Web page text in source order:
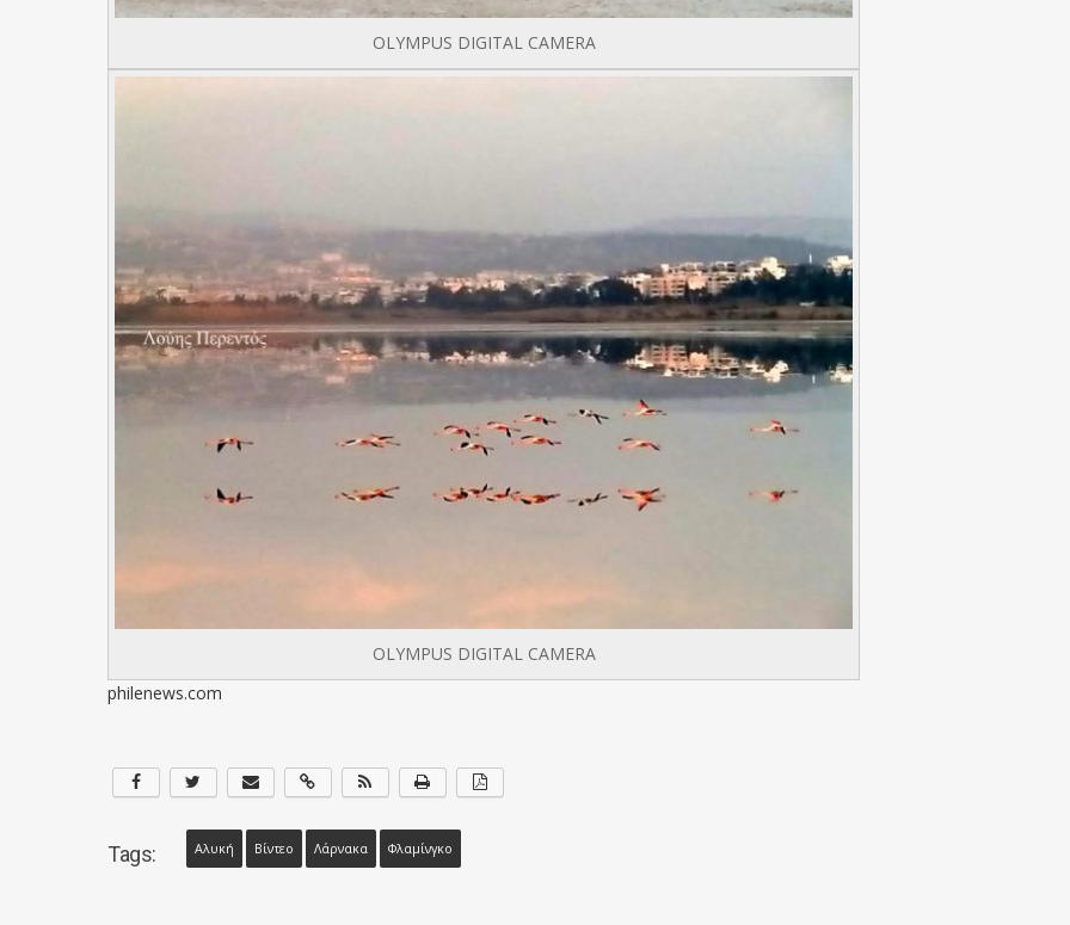
OLYMPUS DIGITAL CAMERA
OLYMPUS DIGITAL CAMERA
philenews.com
Tags: Αλυκή Βίντεο Λάρνακα Φλαμίνγκο